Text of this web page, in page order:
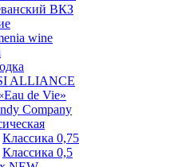
ВКЗ
wine
ALLIANCE
de Vie»
Company
Классика 0,75
Классика 0,5